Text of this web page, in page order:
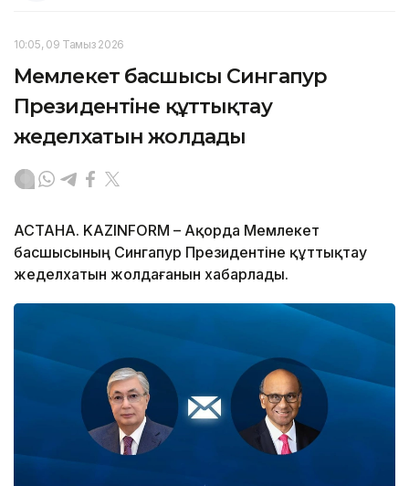
10:05, 09 Тамыз 2026
Мемлекет басшысы Сингапур
Президентіне құттықтау
жеделхатын жолдады
АСТАНА. KAZINFORM – Ақорда Мемлекет
басшысының Сингапур Президентіне құттықтау
жеделхатын жолдағанын хабарлады.